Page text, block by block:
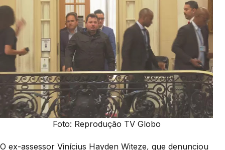
Foto: Reprodução TV Globo
O ex-assessor Vinícius Hayden Witeze, que denunciou